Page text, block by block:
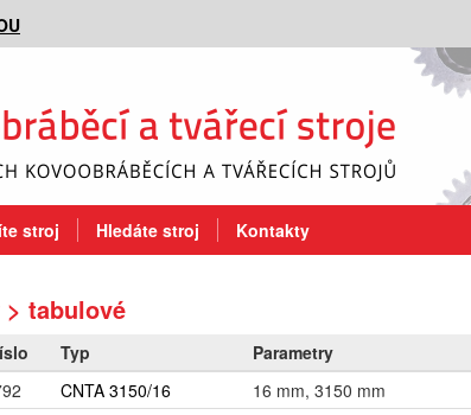
stroj Hledáte stroj Kontakty
> tabulové
Typ Parametry
CNTA 3150/16 16 mm, 3150 mm